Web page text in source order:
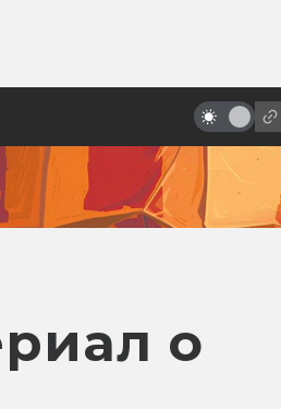
с Арнольдом Шварценеггером
о